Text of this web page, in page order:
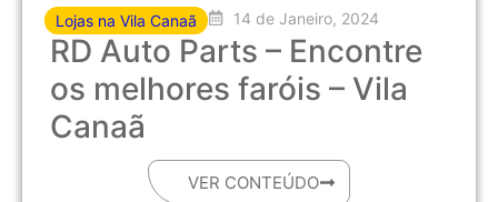
Lojas na Vila Canaã 14 de Janeiro, 2024
RD Auto Parts – Encontre
os melhores faróis – Vila
Canaã
VER CONTEÚDO